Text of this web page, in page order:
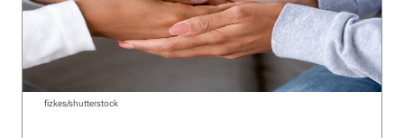
fizkes/shutterstock